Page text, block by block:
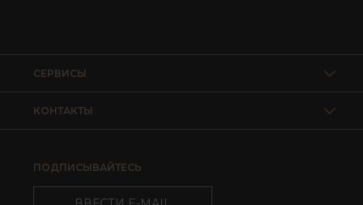
КОНТАКТЫ
СЕРВИСЫ
ПОДПИСЫВАЙТЕСЬ